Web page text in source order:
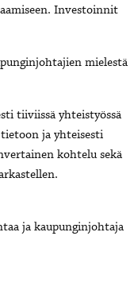
Investoinnit
mielestä
tiiviissä yhteistyössä
ja yhteisesti
kohtelu sekä
Helsinki,
ja kaupunginjohtaja